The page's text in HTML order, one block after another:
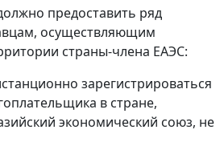
предоставить ряд
осуществляющим
страны-члена ЕАЭС:
зарегистрироваться
в стране,
экономический союз, не